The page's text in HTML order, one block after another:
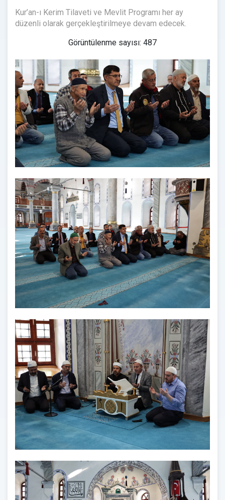
Kur’an-ı Kerim Tilaveti ve Mevlit Programı her ay
düzenli olarak gerçekleştirilmeye devam edecek.
Görüntülenme sayısı: 487